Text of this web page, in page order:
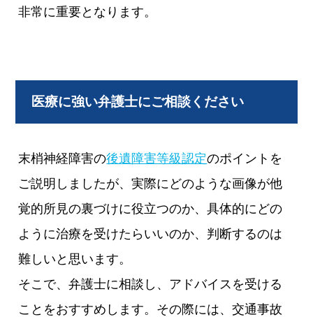
非常に重要となります。
医療に強い弁護士にご相談ください
末梢神経障害の後遺障害等級認定のポイントを
ご説明しましたが、実際にどのような画像が他
覚的所見の裏づけに役立つのか、具体的にどの
ように治療を受けたらいいのか、判断するのは
難しいと思います。
そこで、弁護士に相談し、アドバイスを受ける
ことをおすすめします。その際には、交通事故